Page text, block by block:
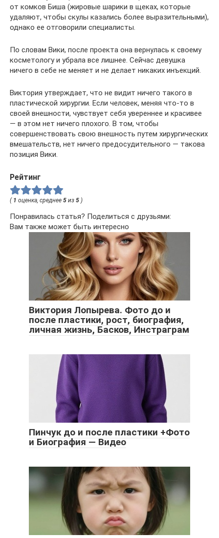
от комков Биша (жировые шарики в щеках, которые
удаляют, чтобы скулы казались более выразительными),
однако ее отговорили специалисты.
По словам Вики, после проекта она вернулась к своему
косметологу и убрала все лишнее. Сейчас девушка
ничего в себе не меняет и не делает никаких инъекций.
Виктория утверждает, что не видит ничего такого в
пластической хирургии. Если человек, меняя что-то в
своей внешности, чувствует себя увереннее и красивее
— в этом нет ничего плохого. В том, чтобы
совершенствовать свою внешность путем хирургических
вмешательств, нет ничего предосудительного — такова
позиция Вики.
Рейтинг
( 1 оценка, среднее 5 из 5 )
Понравилась статья? Поделиться с друзьями:
Вам также может быть интересно
Виктория Лопырева. Фото до и
после пластики, рост, биография,
личная жизнь, Басков, Инстраграм
Пинчук до и после пластики +Фото
и Биография — Видео